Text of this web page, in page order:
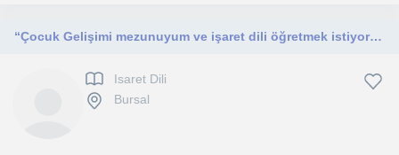
“Çocuk Gelişimi mezunuyum ve işaret dili öğretmek istiyorum. Derslerim, işaret dilini öğrenmek isteyen herkes için uygundur; özel
Isaret Dili
Bursal